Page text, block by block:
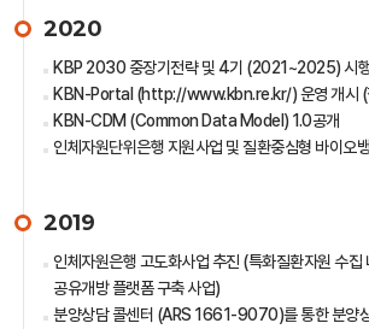
2020
KBP 2030 중장기전략 및 4기 (2021~2025) 시
KBN-Portal (http://www.kbn.re.kr/) 운영 개시 (
KBN-CDM (Common Data Model) 1.0공개
인체자원단위은행 지원사업 및 질환중심형 바이오
2019
인체자원은행 고도화사업 추진 (특화질환자원 수집
공유개방 플랫폼 구축 사업)
분양상담 콜센터 (ARS 1661-9070)를 통한 분양